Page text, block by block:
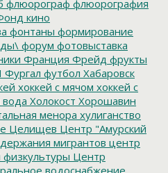
флюорограф флюорография
кино
фонтаны формирование
форум фотовыставка
Франция Фрейд фрукты
Фургал футбол Хабаровск
хоккей с мячом хоккей с
Холокост Хорошавин
менора хулиганство
Целищев Центр "Амурский
мигрантов центр
Центр
водоснабжение